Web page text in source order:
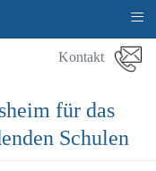
Kontakt
für das
Schulen
≡